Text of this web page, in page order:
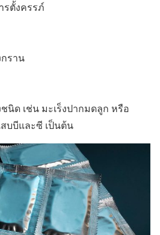
รตั้งครรภ์
กราน
นิด เช่น มะเร็งปากมดลูก หรือ
สบบีและซี เป็นต้น